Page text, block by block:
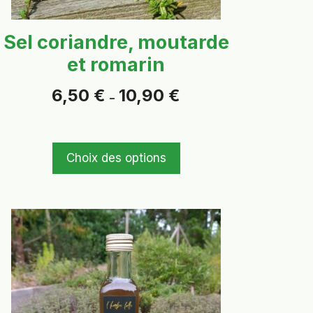
Sel coriandre, moutarde
et romarin
6,50 € – 10,90 €
Choix des options
du
Ce
produit
plusieurs
variations.